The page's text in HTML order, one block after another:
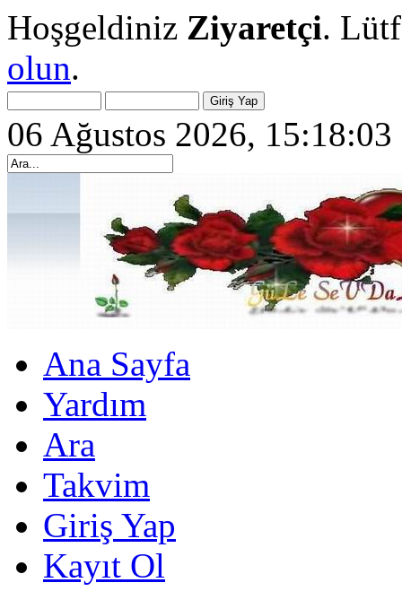
Hoşgeldiniz Ziyaretçi.
olun.
06 Ağustos 2026, 15:18:03
Ana Sayfa
Yardım
Ara
Takvim
Giriş Yap
Kayıt Ol